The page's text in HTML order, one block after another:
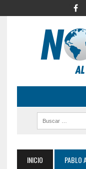
INICIO PABLO